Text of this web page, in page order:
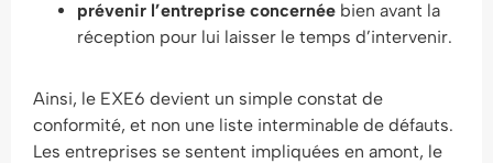
prévenir l’entreprise concernée bien avant la
réception pour lui laisser le temps d’intervenir.
Ainsi, le EXE6 devient un simple constat de
conformité, et non une liste interminable de défauts.
Les entreprises se sentent impliquées en amont, le